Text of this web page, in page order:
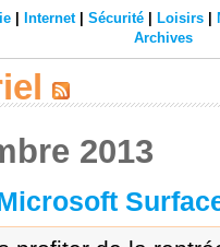
Internet| Sécurité Loisirs
Archives
2013